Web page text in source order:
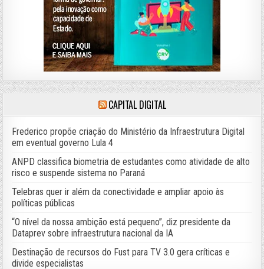
CAPITAL DIGITAL
Frederico propõe criação do Ministério da Infraestrutura Digital
em eventual governo Lula 4
ANPD classifica biometria de estudantes como atividade de alto
risco e suspende sistema no Paraná
Telebras quer ir além da conectividade e ampliar apoio às
políticas públicas
“O nível da nossa ambição está pequeno”, diz presidente da
Dataprev sobre infraestrutura nacional da IA
Destinação de recursos do Fust para TV 3.0 gera críticas e
divide especialistas